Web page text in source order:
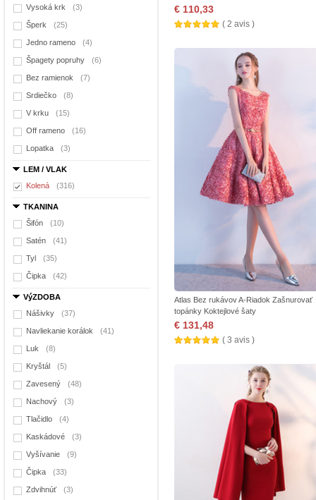
Vysoká krk (3)
Šperk (25)
Jedno rameno (4)
Špagety popruhy (6)
Bez ramienok (7)
Srdiečko (8)
V krku (15)
Off rameno (16)
Lopatka (3)
LEM / VLAK
Kolená
(316)
TKANINA
Šifón
(10)
Satén (41)
Tyl (35)
Čipka (42)
VýZDOBA
Nášivky
(37)
Navliekanie korálok (41)
Luk (8)
Kryštál (5)
Zavesený (48)
Nachový (3)
Tlačidlo (4)
Kaskádové (3)
Vyšívanie (9)
Čipka (33)
Zdvihnúť (3)
€ 110,33
( 2 avis )
Atlas Bez rukávov A-Riadok Zašnurovať
topánky Koktejlové šaty
€ 131,48
( 3 avis )